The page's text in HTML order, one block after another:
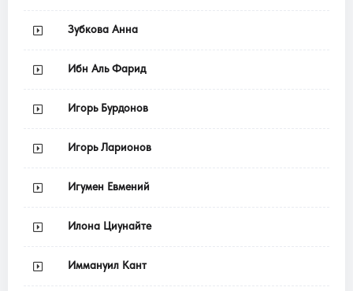
Зубкова Анна
Ибн Аль Фарид
Игорь Бурдонов
Игорь Ларионов
Игумен Евмений
Илона Циунайте
Иммануил Кант